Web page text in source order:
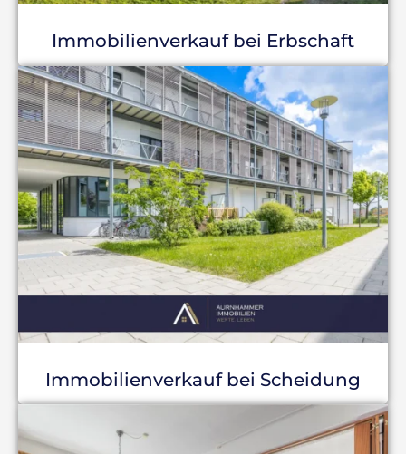
Immobilienverkauf bei Erbschaft
Immobilienverkauf bei Scheidung